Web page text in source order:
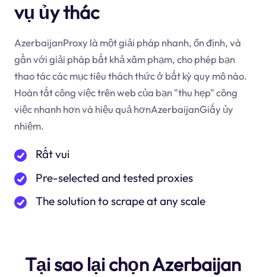
vụ ủy thác
AzerbaijanProxy là một giải pháp nhanh, ổn định, và
gần với giải pháp bất khả xâm phạm, cho phép bạn
thao tác các mục tiêu thách thức ở bất kỳ quy mô nào.
Hoàn tất công việc trên web của bạn "thu hẹp" công
việc nhanh hơn và hiệu quả hơnAzerbaijanGiấy ủy
nhiệm.
Rất vui
Pre-selected and tested proxies
The solution to scrape at any scale
Tại sao lại chọn Azerbaijan